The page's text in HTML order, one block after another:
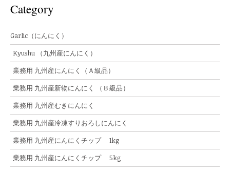
Category
Garlic（にんにく）
Kyushu （九州産にんにく）
業務用 九州産にんにく（Ａ級品）
業務用 九州産新物にんにく （Ｂ級品）
業務用 九州産むきにんにく
業務用 九州産冷凍すりおろしにんにく
業務用 九州産にんにくチップ 1kg
業務用 九州産にんにくチップ 5kg